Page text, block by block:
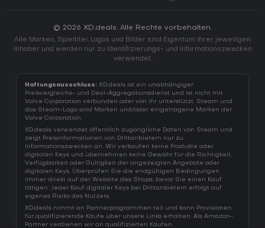
© 2026 XD.deals. Alle Rechte vorbehalten.
Alle Marken, Spieltitel, Logos und Bilder sind Eigentum ihrer jeweiligen
Inhaber und werden nur zu Identifizierungs- und Informationszwecken
verwendet.
Haftungsausschluss: XD.deals ist ein unabhängiger
Preisvergleichs- und Deal-Aggregationsdienst und ist nicht mit
Valve Corporation verbunden oder von ihr unterstützt. Steam und
das Steam-Logo sind Marken und/oder eingetragene Marken der
Valve Corporation.
XD.deals verwendet öffentlich zugängliche Daten von Steam und
zeigt Preisinformationen von Drittanbietern nur zu
Informationszwecken an. Wir verkaufen keine Produkte oder
digitalen Keys und übernehmen keine Gewähr für die Richtigkeit,
Verfügbarkeit oder Gültigkeit der angezeigten Angebote oder
digitalen Keys. Überprüfen Sie die endgültigen Bedingungen
immer direkt auf der Website des Shops, bevor Sie einen Kauf
tätigen. Jeder Kauf digitaler Keys bei Drittanbietern erfolgt auf
eigenes Risiko des Nutzers.
XD.deals nimmt an Partnerprogrammen teil und kann Provisionen
für qualifizierende Käufe über unsere Links erhalten. Als Amazon-
Partner verdienen wir an qualifizierten Käufen.